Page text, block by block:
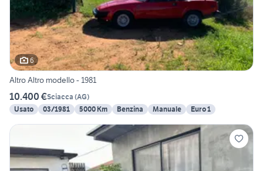
6
Altro Altro modello - 1981
10.400 €Sciacca (AG)
Usato
03/1981 5000 Km Benzina Manuale Euro 1